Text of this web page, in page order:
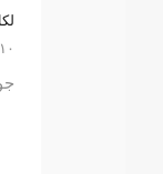
2.12 ١٠ مل